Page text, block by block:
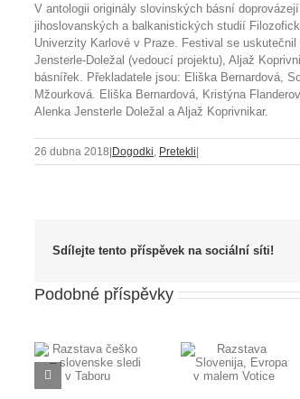
V antologii originály slovinských básní
jihoslovanských a balkanistických studií
Univerzity Karlové v Praze. Festival se
Jensterle-Doležal (vedoucí projektu), Aljaž
básnířek. Překladatele jsou: Eliška Bernardová,
Mžourková. Eliška Bernardová, Kristýna
Alenka Jensterle Doležal a Aljaž Koprivnikar.
26 dubna 2018|Dogodki Pretekli|
Sdílejte tento příspěvek na sociální síti!
Podobné příspěvky
Razstava
Slovenija,
Kulturna
dediščina